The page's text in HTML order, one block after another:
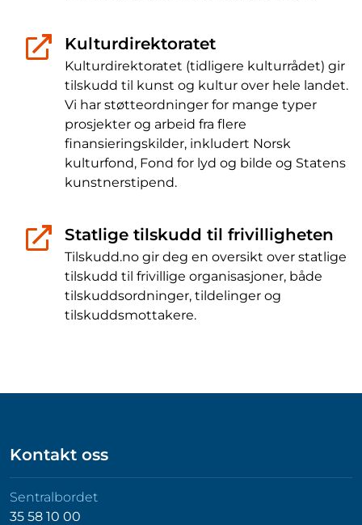
Kulturdirektoratet
Kulturdirektoratet (tidligere kulturrådet) gir
tilskudd til kunst og kultur over hele landet.
Vi har støtteordninger for mange typer
prosjekter og arbeid fra flere
finansieringskilder, inkludert Norsk
kulturfond, Fond for lyd og bilde og Statens
kunstnerstipend.
Statlige tilskudd til frivilligheten
Tilskudd.no gir deg en oversikt over statlige
tilskudd til frivillige organisasjoner, både
tilskuddsordninger, tildelinger og
tilskuddsmottakere.
Kontakt oss
Sentralbordet
35 58 10 00